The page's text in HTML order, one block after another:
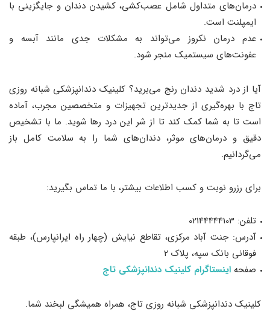
درمان‌های متداول شامل عصب‌کشی، کشیدن دندان و جایگزینی با
ایمپلنت است.
عدم درمان نکروز می‌تواند به مشکلات جدی مانند آبسه و
عفونت‌های سیستمیک منجر شود.
آیا از درد شدید دندان رنج می‌برید؟ کلینیک دندانپزشکی شبانه روزی
تاج با بهره‌گیری از جدیدترین تجهیزات و متخصصین مجرب، آماده
است تا به شما کمک کند تا از شر این درد رها شوید. ما با تشخیص
دقیق و درمان‌های موثر، دندان‌های شما را به سلامت کامل باز
می‌گردانیم.
برای رزرو نوبت و کسب اطلاعات بیشتر، با ما تماس بگیرید:
تلفن: 02144444103
آدرس: جنت آباد مرکزی، تقاطع نیایش (چهار راه ایرانپارس)، طبقه
فوقانی بانک سپه، پلاک ۲
صفحه اينستاگرام کلینیک دندانپزشکی تاج
کلینیک دندانپزشکی شبانه روزی تاج، همراه همیشگی لبخند شما.